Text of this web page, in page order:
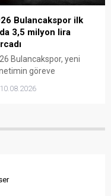
Bulancakspor ilk
3,5 milyon lira
Bulancakspor, yeni
göreve
çalışmaların bir
Fatih Alparslan, her
ve hesap verebilir bir
10.08.2026